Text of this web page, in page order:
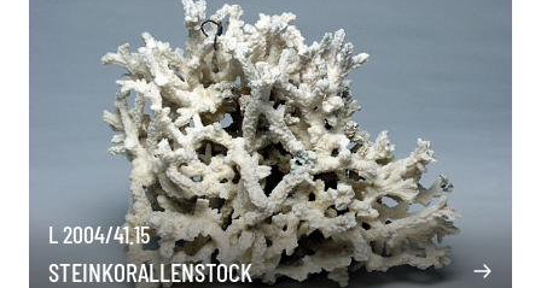
L 2004/41.15
STEINKORALLENSTOCK